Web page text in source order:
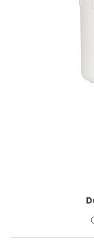
Cartuse Big Blue
Mansoane
Membrane
Membrana